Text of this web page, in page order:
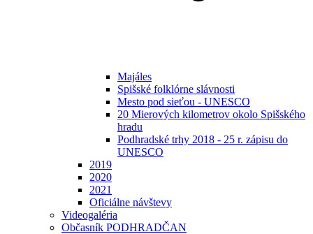
Majáles
Spišské folklórne slávnosti
Mesto pod sieťou - UNESCO
20 Mierových kilometrov okolo Spišského
hradu
Podhradské trhy 2018 - 25 r. zápisu do
UNESCO
2019
2020
2021
Oficiálne návštevy
Videogaléria
Občasník PODHRADČAN